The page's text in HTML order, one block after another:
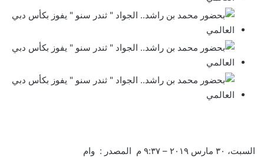
السبت، ٣٠ مارس ٢٠١٩ – ٩:٣٧ م المصدر : وام